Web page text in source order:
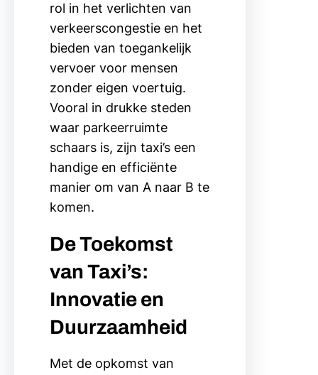
rol in het verlichten van
verkeerscongestie en het
bieden van toegankelijk
vervoer voor mensen
zonder eigen voertuig.
Vooral in drukke steden
waar parkeerruimte
schaars is, zijn taxi’s een
handige en efficiënte
manier om van A naar B te
komen.
De Toekomst
van Taxi’s:
Innovatie en
Duurzaamheid
Met de opkomst van